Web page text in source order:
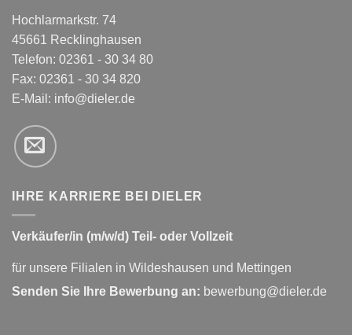
Hochlarmarkstr. 74
45661 Recklinghausen
Telefon: 02361 - 30 34 80
Fax: 02361 - 30 34 820
E-Mail: info@dieler.de
IHRE KARRIERE BEI DIELER
Verkäufer/in (m/w/d) Teil- oder Vollzeit
für unsere Filialen in Wildeshausen und Mettingen
Senden Sie Ihre Bewerbung an: bewerbung@dieler.de